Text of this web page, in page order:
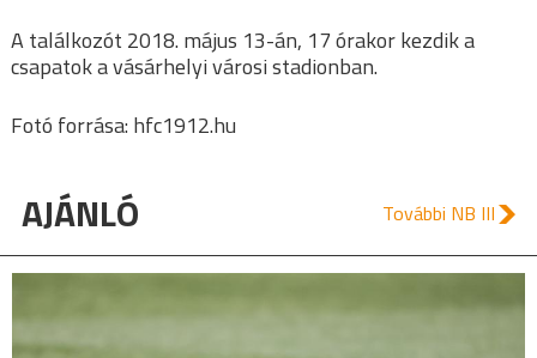
A találkozót 2018. május 13-án, 17 órakor kezdik a
csapatok a vásárhelyi városi stadionban.
Fotó forrása: hfc1912.hu
AJÁNLÓ További NB III